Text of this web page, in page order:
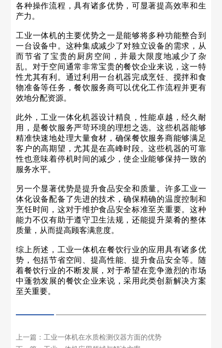
各种操作流程，具有诸多优势，可显著提高效率和生
产力。
工业一体机的主要优势之一是能够将多种功能整合到
一台设备中。这种集成减少了对独立设备的需求，从
而节省了宝贵的厨房空间，并最大限度地减少了杂
乱。对于空间通常非常宝贵的餐饮企业来说，这一特
性尤其有利。通过利用一台机器完成烹饪、搅拌和食
物准备等任务，餐饮服务商可以优化工作流程并更有
效地分配资源。
此外，工业一体化机器设计精良，性能卓越，经久耐
用，是餐饮服务严苛环境的理想之选。这些机器能够
精准快速地处理大量食材，确保餐饮服务商能够满足
客户的高期望，尤其是在高峰时段。这些机器的可靠
性也意味着停机时间的减少，使企业能够保持一致的
服务水平。
另一个显著优势是提升食品安全和质量。许多工业一
体化设备配备了先进的技术，确保精确的温度控制和
烹饪时间，这对于维护食品安全标准至关重要。这种
能力不仅有助于遵守卫生法规，还能提升菜肴的整体
质量，从而提高顾客满意度。
综上所述，工业一体机在餐饮行业的应用具有诸多优
势，包括节省空间、提高性能、提升食品安全等。随
着餐饮行业的不断发展，对于希望在竞争激烈的市场
中蓬勃发展的餐饮企业来说，采用此类创新解决方案
至关重要。
上一篇：工业一体机在水质检测仪器方面的优势